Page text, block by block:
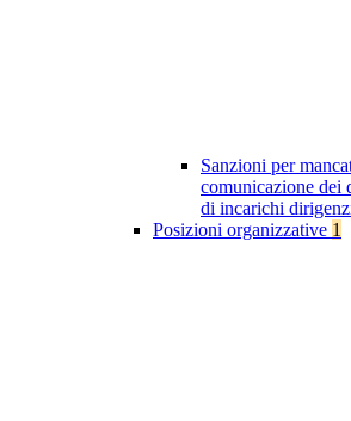
Sanzioni per
comunicazione dei
di incarichi
Posizioni organizzative 1